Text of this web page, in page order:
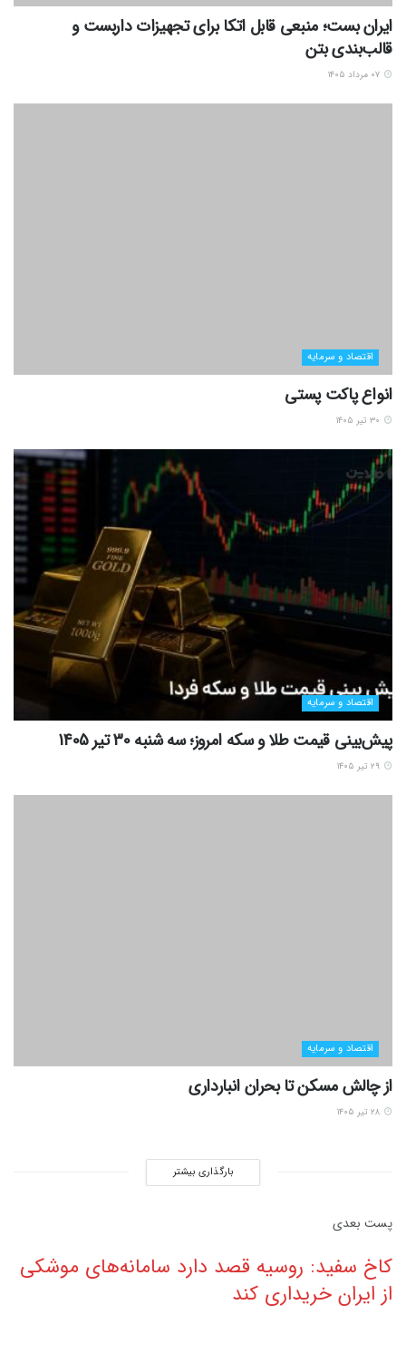
ایران بست؛ منبعی قابل اتکا برای تجهیزات داربست و
قالب‌بندی بتن
اقتصاد و سرمایه
انواع پاکت پستی
اقتصاد و سرمایه
پیش‌بینی قیمت طلا و سکه امروز؛ سه شنبه 30 تیر 1405
اقتصاد و سرمایه
از چالش مسکن تا بحران انبارداری
بارگذاری بیشتر
پست‌ بعدی
کاخ سفید: روسیه قصد دارد سامانه‌های موشکی
از ایران خریداری کند